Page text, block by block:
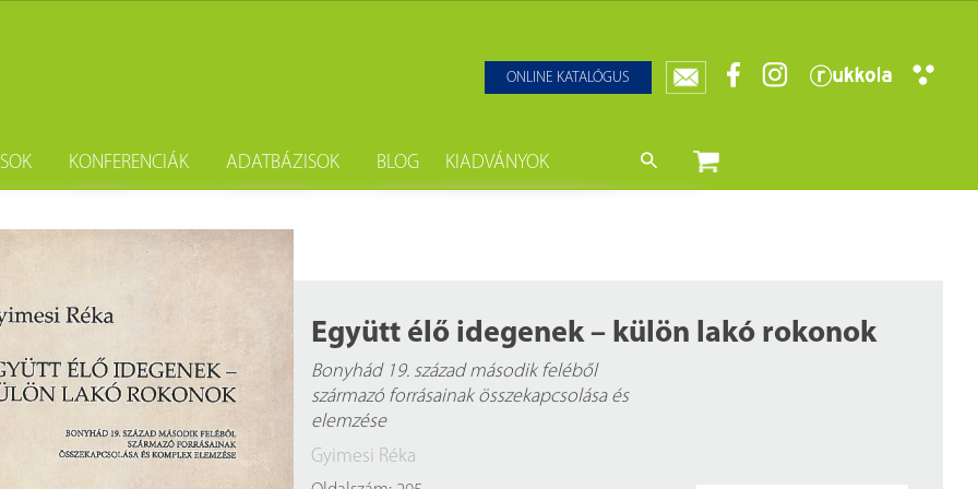
ONLINE KATALÓGUS
csomag
KONFERENCIÁK ADATBÁZISOK
Digistat – Online statisztikai kiadványok
A könyvtárban elérhető magyar adatbázisok
A könyvtárban elérhető külföldi adatbázisok
BLOG
Évfordulók
Események
KIADVÁNYOK
Együtt élő idegenek – külön lakó rokonok
Bonyhád 19. század második feléből
származó forrásainak összekapcsolása és
elemzése
Gyimesi Réka